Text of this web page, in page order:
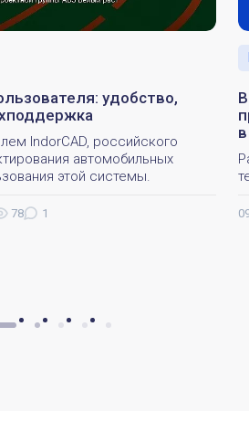
удобство,
IndorCAD, российского
автомобильных
этой системы.
78 1